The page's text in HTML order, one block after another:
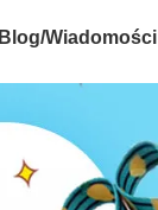
Blog/Wiadomości